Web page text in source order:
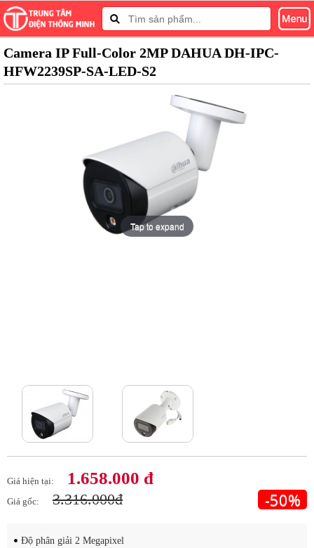
Camera IP Full-Color 2MP DAHUA DH-IPC-
HFW2239SP-SA-LED-S2
Tap to expand
Giá hiện tại: 1.658.000 đ
Giá gốc: 3.316.000đ -50%
Độ phân giải 2 Megapixel